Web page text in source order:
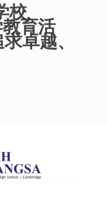
校
教育活
卓越、